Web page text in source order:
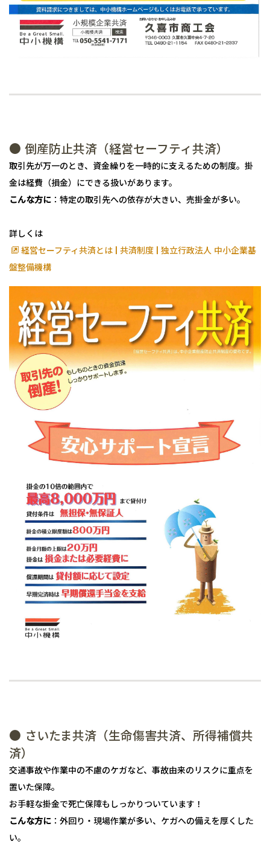
● 倒産防止共済（経営セーフティ共済）
取引先が万一のとき、資金繰りを一時的に支えるための制度。掛
金は経費（損金）にできる扱いがあります。
こんな方に ：特定の取引先への依存が大きい、売掛金が多い。
詳しくは
経営セーフティ共済とは | 共済制度 | 独立行政法人 中小企業基
盤整備機構
● さいたま共済（生命傷害共済、所得補償共
済）
交通事故や作業中の不慮のケガなど、事故由来のリスクに重点を
置いた保障。
お手軽な掛金で死亡保障もしっかりついています！
こんな方に ：外回り・現場作業が多い、ケガへの備えを厚くした
い。